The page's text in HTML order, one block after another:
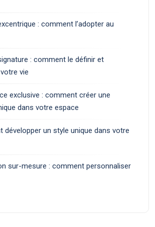
: comment l’adopter au
: comment le définir et
vie
exclusive : comment créer une
dans votre espace
développer un style unique dans votre
sur-mesure : comment personnaliser